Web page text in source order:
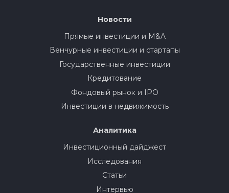
Новости
Прямые инвестиции и M&A
Венчурные инвестиции и стартапы
Государственные инвестиции
Кредитование
Фондовый рынок и IPO
Инвестиции в недвижимость
Аналитика
Инвестиционный дайджест
Исследования
Статьи
Интервью